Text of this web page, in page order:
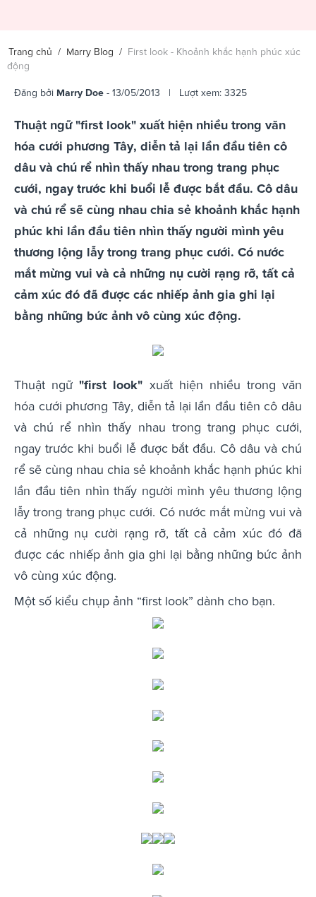
Trang chủ / Marry Blog / First look - Khoảnh khắc hạnh phúc xúc
động
Đăng bởi Marry Doe - 13/05/2013 | Lượt xem: 3325
Thuật ngữ "first look" xuất hiện nhiều trong văn
hóa cưới phương Tây, diễn tả lại lần đầu tiên cô
dâu và chú rể nhìn thấy nhau trong trang phục
cưới, ngay trước khi buổi lễ được bắt đầu. Cô dâu
và chú rể sẽ cùng nhau chia sẻ khoảnh khắc hạnh
phúc khi lần đầu tiên nhìn thấy người mình yêu
thương lộng lẫy trong trang phục cưới. Có nước
mắt mừng vui và cả những nụ cười rạng rỡ, tất cả
cảm xúc đó đã được các nhiếp ảnh gia ghi lại
bằng những bức ảnh vô cùng xúc động.
Thuật ngữ "first look" xuất hiện nhiều trong văn
hóa cưới phương Tây, diễn tả lại lần đầu tiên cô dâu
và chú rể nhìn thấy nhau trong trang phục cưới,
ngay trước khi buổi lễ được bắt đầu. Cô dâu và chú
rể sẽ cùng nhau chia sẻ khoảnh khắc hạnh phúc khi
lần đầu tiên nhìn thấy người mình yêu thương lộng
lẫy trong trang phục cưới. Có nước mắt mừng vui và
cả những nụ cười rạng rỡ, tất cả cảm xúc đó đã
được các nhiếp ảnh gia ghi lại bằng những bức ảnh
vô cùng xúc động.
Một số kiểu chụp ảnh “first look” dành cho bạn.